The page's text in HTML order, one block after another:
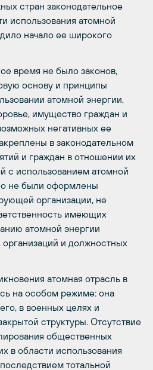
стран законодательное
использования атомной
начало ее широкого
время не было законов,
основу и принципы
атомной энергии,
имущество граждан и
негативных ее
в законодательном
и граждан в отношении их
с использованием атомной
не были оформлены
организации, не
имеющих
атомной энергии
и должностных
атомная отрасль в
на особом режиме: она
в военных целях и
структуры. Отсутствие
общественных
в области использования
тотальной